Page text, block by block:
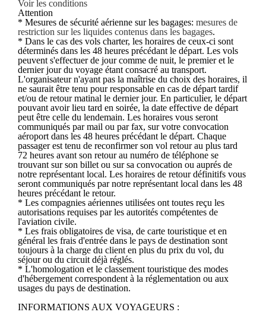
Voir les conditions
Attention
* Mesures de sécurité aérienne sur les bagages: mesures de
restriction sur les liquides contenus dans les bagages.
* Dans le cas des vols charter, les horaires de ceux-ci sont
déterminés dans les 48 heures précédant le départ. Les vols
peuvent s'effectuer de jour comme de nuit, le premier et le
dernier jour du voyage étant consacré au transport.
L'organisateur n'ayant pas la maîtrise du choix des horaires, il
ne saurait être tenu pour responsable en cas de départ tardif
et/ou de retour matinal le dernier jour. En particulier, le départ
pouvant avoir lieu tard en soirée, la date effective de départ
peut être celle du lendemain. Les horaires vous seront
communiqués par mail ou par fax, sur votre convocation
aéroport dans les 48 heures précédant le départ. Chaque
passager est tenu de reconfirmer son vol retour au plus tard
72 heures avant son retour au numéro de téléphone se
trouvant sur son billet ou sur sa convocation ou auprés de
notre représentant local. Les horaires de retour définitifs vous
seront communiqués par notre représentant local dans les 48
heures précédant le retour.
* Les compagnies aériennes utilisées ont toutes reçu les
autorisations requises par les autorités compétentes de
l'aviation civile.
* Les frais obligatoires de visa, de carte touristique et en
général les frais d'entrée dans le pays de destination sont
toujours à la charge du client en plus du prix du vol, du
séjour ou du circuit déjà réglés.
* L'homologation et le classement touristique des modes
d'hébergement correspondent à la réglementation ou aux
usages du pays de destination.
INFORMATIONS AUX VOYAGEURS :